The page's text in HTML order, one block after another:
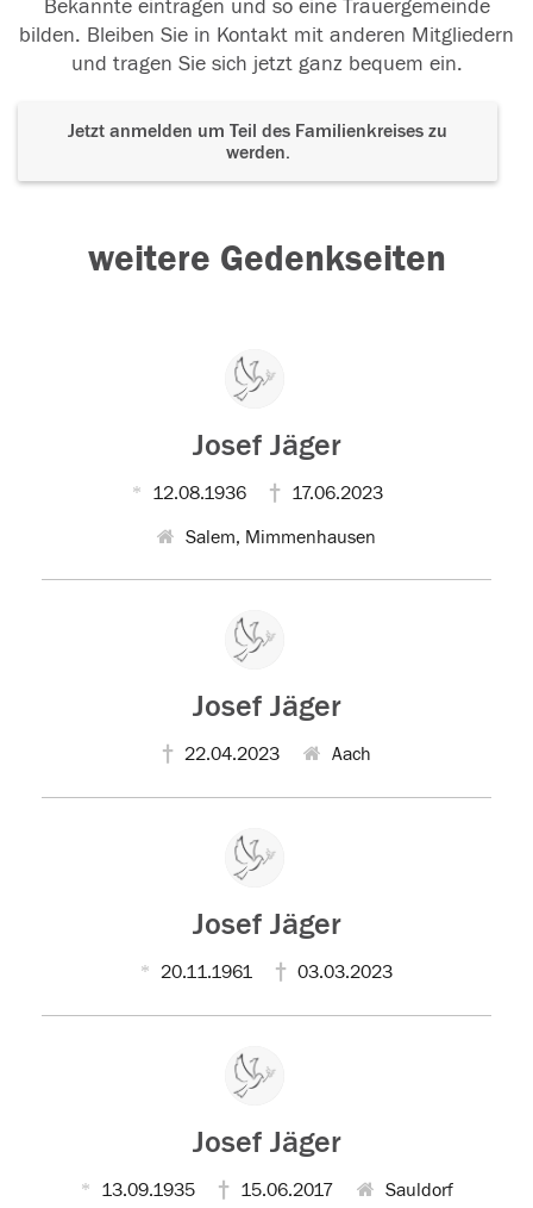
Bekannte eintragen und so eine Trauergemeinde
bilden. Bleiben Sie in Kontakt mit anderen Mitgliedern
und tragen Sie sich jetzt ganz bequem ein.
Jetzt anmelden um Teil des Familienkreises zu
werden.
weitere Gedenkseiten
Josef Jäger
12.08.1936 17.06.2023
Salem, Mimmenhausen
Josef Jäger
22.04.2023 Aach
Josef Jäger
20.11.1961 03.03.2023
Josef Jäger
13.09.1935 15.06.2017 Sauldorf